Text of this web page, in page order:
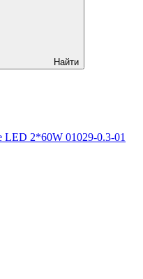
Найти
LED 2*60W 01029-0.3-01